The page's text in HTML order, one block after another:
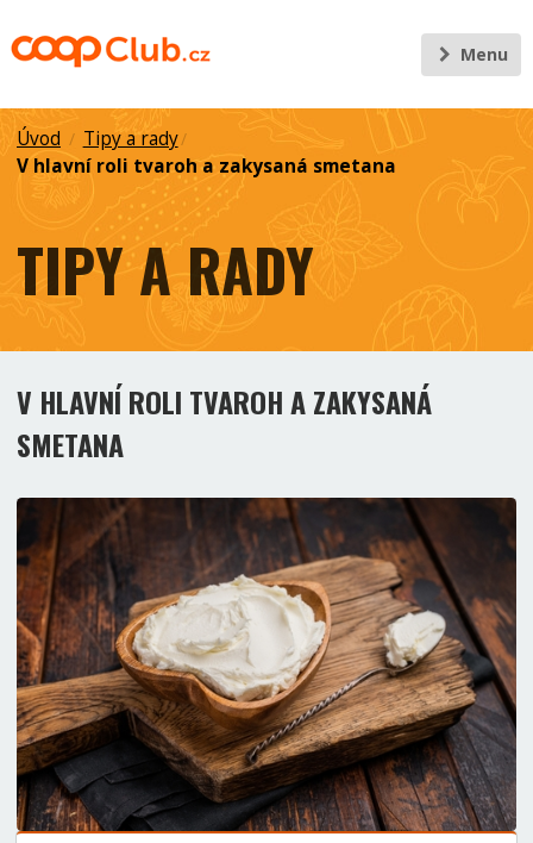
Menu
Úvod / Tipy a rady/
V hlavní roli tvaroh a zakysaná smetana
TIPY A RADY
V HLAVNÍ ROLI TVAROH A ZAKYSANÁ
SMETANA